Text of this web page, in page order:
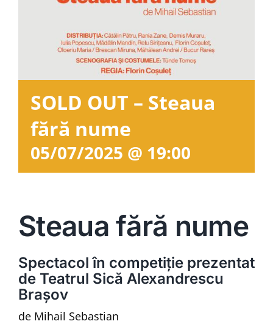
Contact
SOLD OUT – Steaua
fără nume
05/07/2025 @ 19:00
Steaua fără nume
Spectacol în competiție prezentat
de Teatrul Sică Alexandrescu
Brașov
de Mihail Sebastian